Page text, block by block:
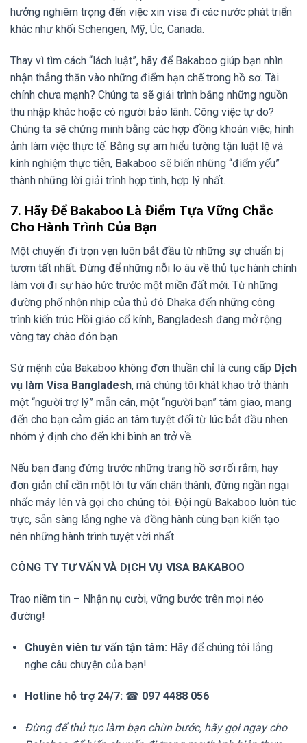
hưởng nghiêm trọng đến việc xin visa đi các nước phát triển
khác như khối Schengen, Mỹ, Úc, Canada.
Thay vì tìm cách “lách luật”, hãy để Bakaboo giúp bạn nhìn
nhận thẳng thắn vào những điểm hạn chế trong hồ sơ. Tài
chính chưa mạnh? Chúng ta sẽ giải trình bằng những nguồn
thu nhập khác hoặc có người bảo lãnh. Công việc tự do?
Chúng ta sẽ chứng minh bằng các hợp đồng khoán việc, hình
ảnh làm việc thực tế. Bằng sự am hiểu tường tận luật lệ và
kinh nghiệm thực tiễn, Bakaboo sẽ biến những “điểm yếu”
thành những lời giải trình hợp tình, hợp lý nhất.
7. Hãy Để Bakaboo Là Điểm Tựa Vững Chắc
Cho Hành Trình Của Bạn
Một chuyến đi trọn vẹn luôn bắt đầu từ những sự chuẩn bị
tươm tất nhất. Đừng để những nỗi lo âu về thủ tục hành chính
làm vơi đi sự háo hức trước một miền đất mới. Từ những
đường phố nhộn nhịp của thủ đô Dhaka đến những công
trình kiến trúc Hồi giáo cổ kính, Bangladesh đang mở rộng
vòng tay chào đón bạn.
Sứ mệnh của Bakaboo không đơn thuần chỉ là cung cấp Dịch
vụ làm Visa Bangladesh, mà chúng tôi khát khao trở thành
một “người trợ lý” mẫn cán, một “người bạn” tâm giao, mang
đến cho bạn cảm giác an tâm tuyệt đối từ lúc bắt đầu nhen
nhóm ý định cho đến khi bình an trở về.
Nếu bạn đang đứng trước những trang hồ sơ rối rắm, hay
đơn giản chỉ cần một lời tư vấn chân thành, đừng ngần ngại
nhấc máy lên và gọi cho chúng tôi. Đội ngũ Bakaboo luôn túc
trực, sẵn sàng lắng nghe và đồng hành cùng bạn kiến tạo
nên những hành trình tuyệt vời nhất.
CÔNG TY TƯ VẤN VÀ DỊCH VỤ VISA BAKABOO
Trao niềm tin – Nhận nụ cười, vững bước trên mọi nẻo
đường!
Chuyên viên tư vấn tận tâm: Hãy để chúng tôi lắng
nghe câu chuyện của bạn!
Hotline hỗ trợ 24/7: ☎ 097 4488 056
Đừng để thủ tục làm bạn chùn bước, hãy gọi ngay cho